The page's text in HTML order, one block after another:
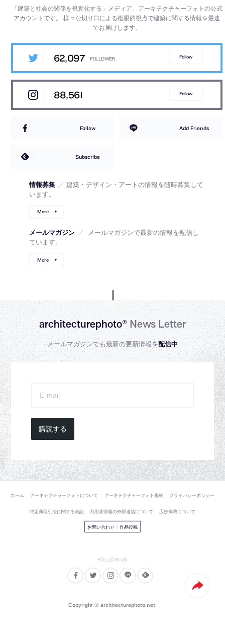
「建築と社会の関係を視覚化する」メディア、アーキテクチャーフォトの公式
アカウントです。様々な切り口による複眼的視点で建築に関する情報を最速
でお届けします。
62,097 Follow
88,561 Follow
Follow Add Friends
Subscribe
情報募集 ／ 建築・デザイン・アートの情報を随時募集して
います。
More
メールマガジン ／
メールマガジンで最新の情報を配信し
ています。
More
architecturephoto®News Letter
メールマガジンでも最新の更新情報を配信中
購読する
ホーム アーキテクチャーフォトについて アーキテクチャーフォト規約 プライバシーポリシー
特定商取引法に関する表記 利用者情報の外部送信について 広告掲載について
お問い合わせ / 作品投稿
Copyright © architecturephoto.net.